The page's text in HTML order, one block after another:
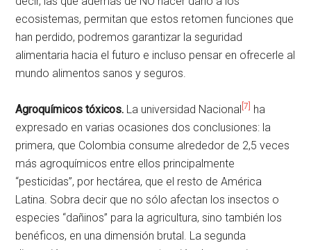
ecosistemas, permitan que estos retomen funciones que
han perdido, podremos garantizar la seguridad
alimentaria hacia el futuro e incluso pensar en ofrecerle al
mundo alimentos sanos y seguros.
Agroquímicos tóxicos. La universidad Nacional [7]
ha
expresado en varias ocasiones dos conclusiones: la
primera, que Colombia consume alrededor de 2,5 veces
más agroquímicos entre ellos principalmente
“pesticidas”, por hectárea, que el resto de América
Latina. Sobra decir que no sólo afectan los insectos o
especies “dañinos” para la agricultura, sino también los
benéficos, en una dimensión brutal. La segunda